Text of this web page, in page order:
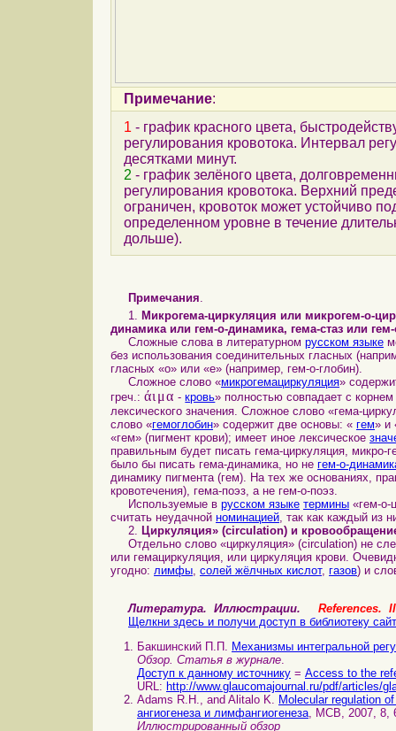
Примечание:
1 - график красного цвета,
регулирования кровотока. Интервал
десятками минут.
2 - график зелёного цвета,
регулирования кровотока. Верхний
ограничен, кровоток может устойчиво
определенном уровне в течение
дольше).
Примечания.
1. Микрогема-циркуляция или микрогем-о-
динамика или гем-о-динамика, гема-стаз или
Сложные слова в литературном русском языке
без использования соединительных гласных
гласных «о» или «е» (например, гем-о-глобин).
Сложное слово «микрогемациркуляция»
греч.: άιμα -кровь» полностью совпадает с
лексического значения. Сложное слово «гема-
слово «гемоглобин» содержит две основы: « гем» и
«гем» (пигмент крови); имеет иное лексическое
правильным будет писать гема-циркуляция, микро-
было бы писать гема-динамика, но не гем-о-
динамику пигмента (гем). На тех же основаниях,
кровотечения), гема-поэз, а не гем-о-поэз.
Используемые в русском языке термины «гем-о-
считать неудачной номинацией, так как каждый из
2. Циркуляция» (circulation) и
Отдельно слово «циркуляция» (circulation) не
или гемациркуляция, или циркуляция крови.
угодно: лимфы, солей жёлчных кислот, газов) и
Литература. Иллюстрации. References.
Щелкни здесь и получи доступ в библиотеку
Бакшинский П.П. Механизмы интегральной
Обзор. Статья в журнале.
Доступ к данному источнику = Access to the
URL: http://www.glaucomajournal.ru/pdf/articles/
Adams R.H., and Alitalo K. Molecular regulation
ангиогенеза и лимфангиогенеза, MCB, 2007, 8,
Иллюстрированный обзор